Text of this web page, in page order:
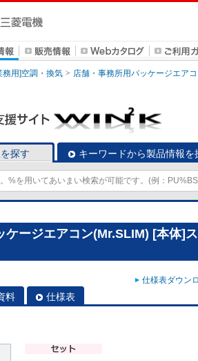
務用]空調・換気 店舗・事務所用パッケージエア
探す キーワードから製品情報を
ケージエアコン(Mr.SLIM) [本体]
仕様表ダウン
料 仕様表